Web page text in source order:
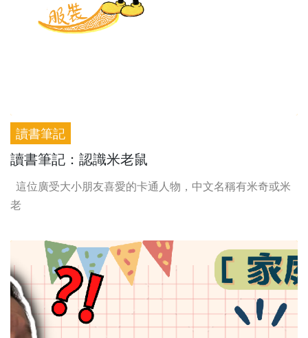
讀書筆記
讀書筆記：認識米老鼠
這位廣受大小朋友喜愛的卡通人物，中文名稱有米奇或米
老